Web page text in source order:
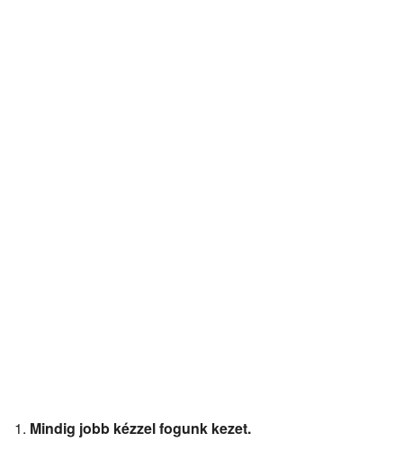
Mindig jobb kézzel fogunk kezet.